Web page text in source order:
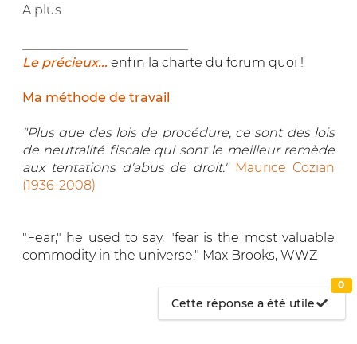
A plus
Le précieux... enfin la charte du forum quoi !
Ma méthode de travail
"Plus que des lois de procédure, ce sont des lois
de neutralité fiscale qui sont le meilleur remède
aux tentations d'abus de droit." Maurice Cozian
(1936-2008)
"Fear," he used to say, "fear is the most valuable
commodity in the universe." Max Brooks, WWZ
Cette réponse a été utile
0